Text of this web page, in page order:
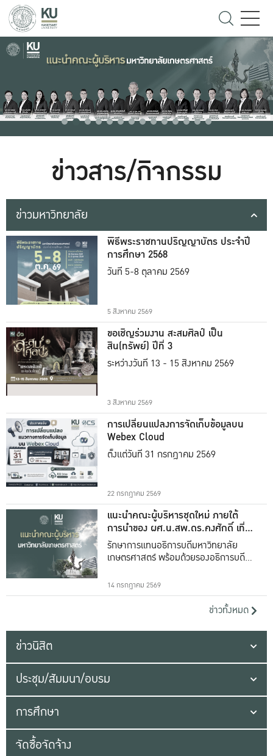
ข่าวสาร/กิจกรรม
ข่าวมหาวิทยาลัย
พิธีพระราชทานปริญญาบัตร ประจำปี
การศึกษา 2568
วันที่ 5-8 ตุลาคม 2569
5 สิงหาคม 2569
ขอเชิญร่วมงาน สะสมศิลป์ เป็น
สิน(ทรัพย์) ปีที่ 3
ระหว่างวันที่ 13 - 15 สิงหาคม 2569
3 สิงหาคม 2569
การเปลี่ยนแปลงการจัดเก็บข้อมูลบน
Webex Cloud
ตั้งแต่วันที่ 31 กรกฎาคม 2569
22 กรกฎาคม 2569
แนะนำคณะผู้บริหารชุดใหม่ ภายใต้
การนำของ ผศ.น.สพ.ดร.คงศักดิ์ เที่ยง
ธรรม
รักษาการแทนอธิการบดีมหาวิทยาลัย
เกษตรศาสตร์ พร้อมด้วยรองอธิการบดีทั้ง
14 กรกฎาคม 2569
ข่าวทั้งหมด
ข่าวนิสิต
ประชุม/สัมมนา/อบรม
การศึกษา
จัดซื้อจัดจ้าง